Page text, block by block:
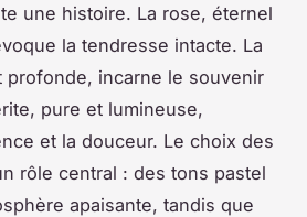
une histoire. La rose, éternel
la tendresse intacte. La
profonde, incarne le souvenir
pure et lumineuse,
et la douceur. Le choix des
rôle central : des tons pastel
apaisante, tandis que